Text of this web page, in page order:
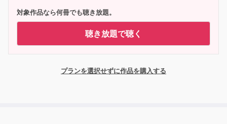
対象作品なら何冊でも聴き放題。
聴き放題で聴く
プランを選択せずに作品を購入する